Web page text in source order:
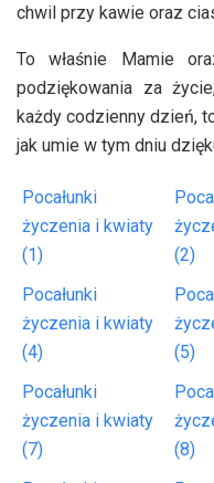
chwil przy kawie oraz
To właśnie Mamie
podziękowania za
każdy codzienny dzień,
jak umie w tym dniu
Pocałunki
życzenia i kwiaty
(1)
(2)
Pocałunki
życzenia i kwiaty
(4)
(5)
Pocałunki
życzenia i kwiaty
(7)
(8)